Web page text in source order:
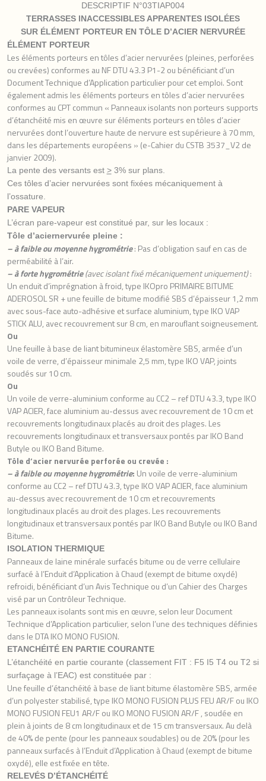
DESCRIPTIF N°03TIAP004
TERRASSES INACCESSIBLES APPARENTES ISOLÉES
SUR ÉLÉMENT PORTEUR EN TÔLE D’ACIER NERVURÉE
ÉLÉMENTPORTEUR
Les éléments porteurs en tôles d’acier nervurées (pleines, perforées
ou crevées) conformes au NF DTU 43.3 P1-2 ou bénéficiant d’un
Document Technique d’Application particulier pour cet emploi. Sont
également admis les éléments porteurs en tôles d’acier nervurées
conformes au CPT commun « Panneaux isolants non porteurs supports
d’étanchéité mis en œuvre sur éléments porteurs en tôles d’acier
nervurées dont l’ouverture haute de nervure est supérieure à 70 mm,
dans les départements européens » (e-Cahier du CSTB 3537_V2 de
janvier 2009).
La pente des versants est >3% sur plans.
Ces tôles d’acier nervurées sont fixées mécaniquement à
l’ossature.
PARE VAPEUR
L’écran pare-vapeur est constitué par, sur les locaux :
Tôle d’aciernervurée pleine :
– à faible ou moyenne hygrométrie : Pas d’obligation sauf en cas de
perméabilité à l’air.
– à forte hygrométrie(avec isolant fixé mécaniquement uniquement):
Un enduit d’imprégnation à froid, type IKOpro PRIMAIRE BITUME
ADEROSOL SR + une feuille de bitume modifié SBS d’épaisseur 1,2 mm
avec sous-face auto-adhésive et surface aluminium, type IKO VAP
STICK ALU, avec recouvrement sur 8 cm, en marouflant soigneusement.
Ou
Une feuille à base de liant bitumineux élastomère SBS, armée d’un
voile de verre, d’épaisseur minimale 2,5 mm, type IKO VAP, joints
soudés sur 10 cm.
Ou
Un voile de verre-aluminium conforme au CC2 – ref DTU 43.3, type IKO
VAP ACIER, face aluminium au-dessus avec recouvrement de 10 cm et
recouvrements longitudinaux placés au droit des plages. Les
recouvrements longitudinaux et transversaux pontés par IKO Band
Butyle ou IKO Band Bitume.
Tôle d’acier nervurée perforée ou crevée :
– à faible ou moyenne hygrométrie: Un voile de verre-aluminium
conforme au CC2 – ref DTU 43.3, type IKO VAP ACIER, face aluminium
au-dessus avec recouvrement de 10 cm et recouvrements
longitudinaux placés au droit des plages. Les recouvrements
longitudinaux et transversaux pontés par IKO Band Butyle ou IKO Band
Bitume.
ISOLATION THERMIQUE
Panneaux de laine minérale surfacés bitume ou de verre cellulaire
surfacé à l’Enduit d’Application à Chaud (exempt de bitume oxydé)
refroidi, bénéficiant d’un Avis Technique ou d’un Cahier des Charges
visé par un Contrôleur Technique.
Les panneaux isolants sont mis en œuvre, selon leur Document
Technique d’Application particulier, selon l’une des techniques définies
dans le DTA IKO MONO FUSION.
ETANCHÉITÉEN PARTIE COURANTE
L’étanchéité en partie courante (classement FIT : F5 I5 T4 ou T2 si
surfaçage à l’EAC) est constituée par :
Une feuille d’étanchéité à base de liant bitume élastomère SBS, armée
d’un polyester stabilisé, type IKO MONO FUSION PLUS FEU AR/F ou IKO
MONO FUSION FEU1 AR/F ou IKO MONO FUSION AR/F , soudée en
plein à joints de 8 cm longitudinaux et de 15 cm transversaux. Au delà
de 40% de pente (pour les panneaux soudables) ou de 20% (pour les
panneaux surfacés à l’Enduit d’Application à Chaud (exempt de bitume
oxydé), elle est fixée en tête.
RELEVÉS D’ÉTANCHÉITÉ